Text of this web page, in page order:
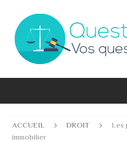
ACCUEIL DROIT
Les
immobilier